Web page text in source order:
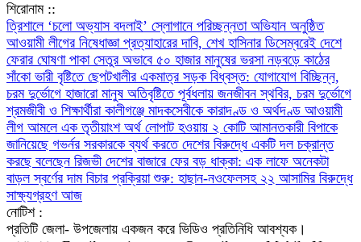
শিরোনাম ::
‎ত্রিশালে ‘চলো অভ্যাস বদলাই’ স্লোগানে পরিচ্ছন্নতা অভিযান অনুষ্ঠিত
আওয়ামী লীগের নিষেধাজ্ঞা প্রত্যাহারের দাবি, শেখ হাসিনার ডিসেম্বরেই দেশে
ফেরার ঘোষণা পাকা সেতুর অভাবে ৫০ হাজার মানুষের ভরসা নড়বড়ে কাঠের
সাঁকো ভারী বৃষ্টিতে ছেপটখালীর একমাত্র সড়ক বিধ্বস্ত: যোগাযোগ বিচ্ছিন্ন,
চরম দুর্ভোগে হাজারো মানুষ অতিবৃষ্টিতে পূর্বধলায় জনজীবন স্থবির, চরম দুর্ভোগে
শ্রমজীবী ও শিক্ষার্থীরা কালীগঞ্জে মাদকসেবীকে কারাদণ্ড ও অর্থদণ্ড আওয়ামী
লীগ আমলে এক তৃতীয়াংশ অর্থ লোপাট হওয়ায় ২ কোটি আমানতকারী বিপাকে
জানিয়েছে গভর্নর সরকারকে ব্যর্থ করতে দেশের বিরুদ্ধে একটি দল চক্রান্ত
করছে বলেছেন রিজভী দেশের বাজারে ফের বড় ধাক্কা: এক লাফে অনেকটা
বাড়ল স্বর্ণের দাম বিচার প্রক্রিয়া শুরু: হাছান-নওফেলসহ ২২ আসামির বিরুদ্ধে
সাক্ষ্যগ্রহণ আজ
নোটিশ :
প্রতিটি জেলা- উপজেলায় একজন করে ভিডিও প্রতিনিধি আবশ্যক।